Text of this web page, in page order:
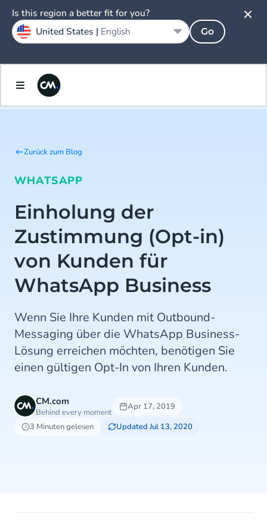
Zurück zum Blog
WHATSAPP
Einholung der
Zustimmung (Opt-in)
von Kunden für
WhatsApp Business
Wenn Sie Ihre Kunden mit Outbound-
Messaging über die WhatsApp Business-
Lösung erreichen möchten, benötigen Sie
einen gültigen Opt-In von Ihren Kunden.
CM.com
Behind every moment
Apr 17, 2019
3 Minuten gelesen
Updated Jul 13, 2020
Is this region a better fit for you?
United States | English Go